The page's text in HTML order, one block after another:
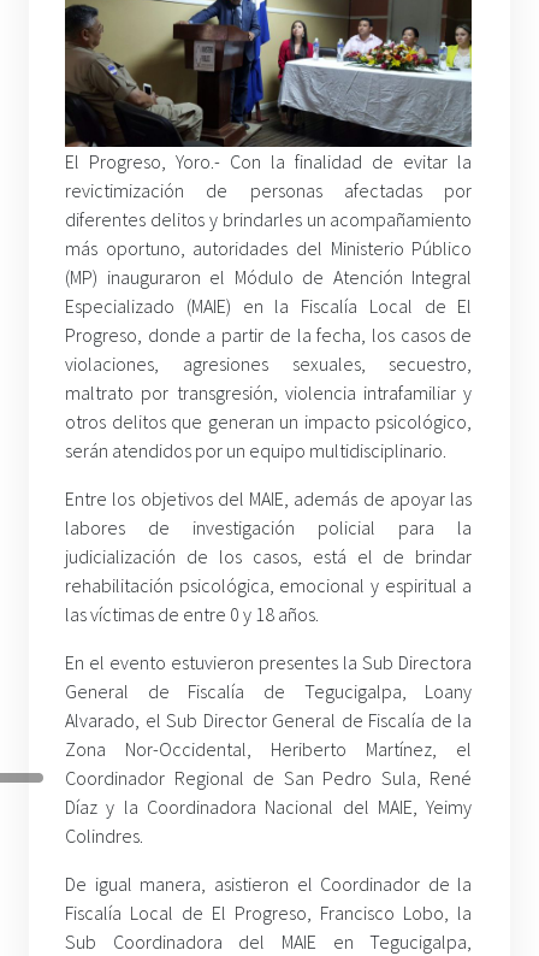
El Progreso, Yoro.- Con la finalidad de evitar la
revictimización de personas afectadas por
diferentes delitos y brindarles un acompañamiento
más oportuno, autoridades del Ministerio Público
(MP) inauguraron el Módulo de Atención Integral
Especializado (MAIE) en la Fiscalía Local de El
Progreso, donde a partir de la fecha, los casos de
violaciones, agresiones sexuales, secuestro,
maltrato por transgresión, violencia intrafamiliar y
otros delitos que generan un impacto psicológico,
serán atendidos por un equipo multidisciplinario.
Entre los objetivos del MAIE, además de apoyar las
labores de investigación policial para la
judicialización de los casos, está el de brindar
rehabilitación psicológica, emocional y espiritual a
las víctimas de entre 0 y 18 años.
En el evento estuvieron presentes la Sub Directora
General de Fiscalía de Tegucigalpa, Loany
Alvarado, el Sub Director General de Fiscalía de la
Zona Nor-Occidental, Heriberto Martínez, el
Coordinador Regional de San Pedro Sula, René
Díaz y la Coordinadora Nacional del MAIE, Yeimy
Colindres.
De igual manera, asistieron el Coordinador de la
Fiscalía Local de El Progreso, Francisco Lobo, la
Sub Coordinadora del MAIE en Tegucigalpa,